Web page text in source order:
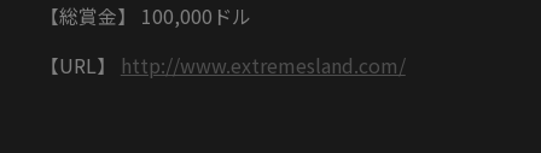
【総賞金】 100,000ドル
【URL】 http://www.extremesland.com/